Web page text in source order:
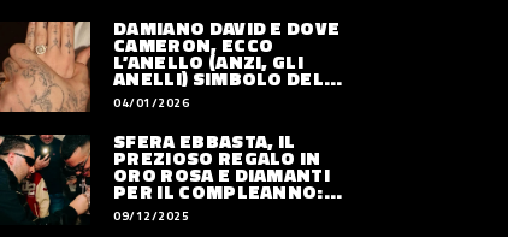
DAMIANO DAVID E DOVE
CAMERON, ECCO
L’ANELLO (ANZI, GLI
ANELLI) SIMBOLO DEL
LORO AMORE
04/01/2026
SFERA EBBASTA, IL
PREZIOSO REGALO IN
ORO ROSA E DIAMANTI
PER IL COMPLEANNO:
QUANTO VALE
09/12/2025